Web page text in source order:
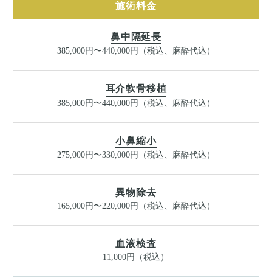
施術料金
鼻中隔延長
385,000円〜440,000円（税込、麻酔代込）
耳介軟骨移植
385,000円〜440,000円（税込、麻酔代込）
小鼻縮小
275,000円〜330,000円（税込、麻酔代込）
異物除去
165,000円〜220,000円（税込、麻酔代込）
血液検査
11,000円（税込）